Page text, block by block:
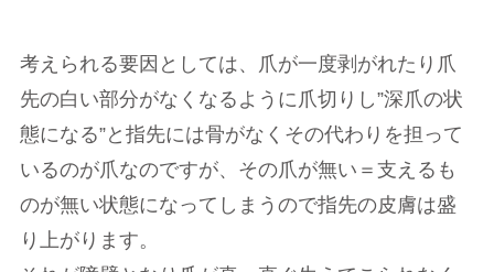
考えられる要因としては、爪が一度剥がれたり爪
先の白い部分がなくなるように爪切りし”深爪の状
態になる”と指先には骨がなくその代わりを担って
いるのが爪なのですが、その爪が無い＝支えるも
のが無い状態になってしまうので指先の皮膚は盛
り上がります。